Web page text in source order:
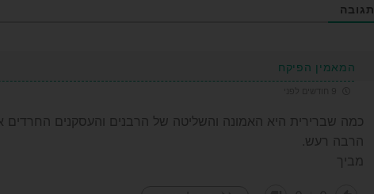
תגובה
המאמין הפיקח
כמה שברירית היא האמונה והשליטה של הרבנים והעסקנים החרדים
הרבה רעש.
מביך